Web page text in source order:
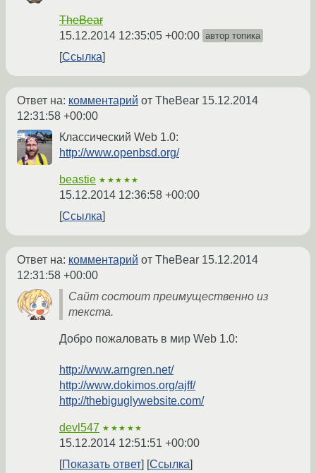
TheBear
15.12.2014 12:35:05 +00:00 автор топика
Ссылка
Ответ на: комментарий от TheBear 15.12.2014
12:31:58 +00:00
Классический Web 1.0:
http://www.openbsd.org/
beastie ★★★★★
15.12.2014 12:36:58 +00:00
Ссылка
Ответ на: комментарий от TheBear 15.12.2014
12:31:58 +00:00
Сайт состоит преимущественно из
текста.
Добро пожаловать в мир Web 1.0:
http://www.arngren.net/
http://www.dokimos.org/ajff/
http://thebiguglywebsite.com/
devl547 ★★★★★
15.12.2014 12:51:51 +00:00
Показать ответ
Ссылка